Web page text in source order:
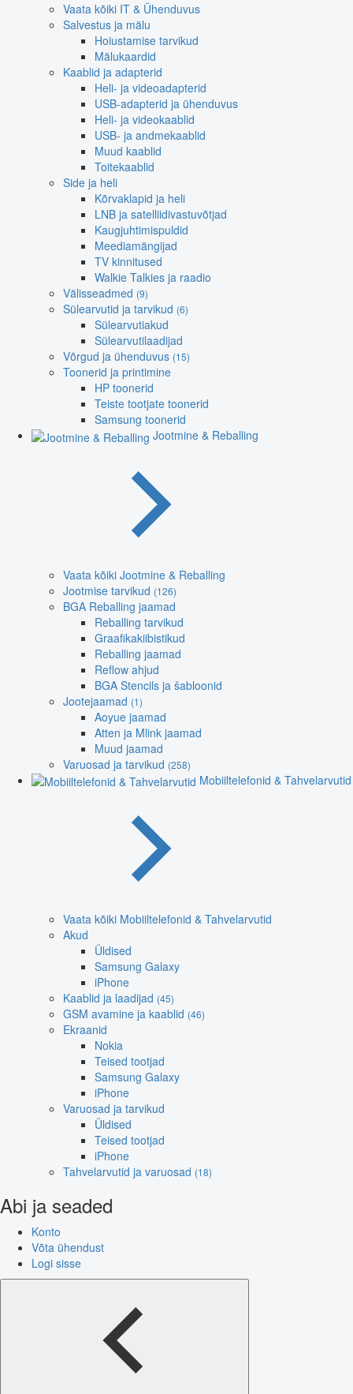
Vaata kõiki IT & Ühenduvus
Salvestus ja mälu
Hoiustamise tarvikud
Mälukaardid
Kaablid ja adapterid
Heli- ja videoadapterid
USB-adapterid ja ühenduvus
Heli- ja videokaablid
USB- ja andmekaablid
Muud kaablid
Toitekaablid
Side ja heli
Kõrvaklapid ja heli
LNB ja satelliidivastuvõtjad
Kaugjuhtimispuldid
Meediamängijad
TV kinnitused
Walkie Talkies ja raadio
Välisseadmed (9)
Sülearvutid ja tarvikud (6)
Sülearvutiakud
Sülearvutilaadijad
Võrgud ja ühenduvus (15)
Toonerid ja printimine
HP toonerid
Teiste tootjate toonerid
Samsung toonerid
Jootmine & Reballing
Vaata kõiki Jootmine & Reballing
Jootmise tarvikud (126)
BGA Reballing jaamad
Reballing tarvikud
Graafikakiibistikud
Reballing jaamad
Reflow ahjud
BGA Stencils ja šabloonid
Jootejaamad (1)
Aoyue jaamad
Atten ja Mlink jaamad
Muud jaamad
Varuosad ja tarvikud (258)
Mobiiltelefonid & Tahvelarvutid
Vaata kõiki Mobiiltelefonid & Tahvelarvutid
Akud
Üldised
Samsung Galaxy
iPhone
Kaablid ja laadijad (45)
GSM avamine ja kaablid (46)
Ekraanid
Nokia
Teised tootjad
Samsung Galaxy
iPhone
Varuosad ja tarvikud
Üldised
Teised tootjad
iPhone
Tahvelarvutid ja varuosad (18)
Abi ja seaded
Konto
Võta ühendust
Logi sisse